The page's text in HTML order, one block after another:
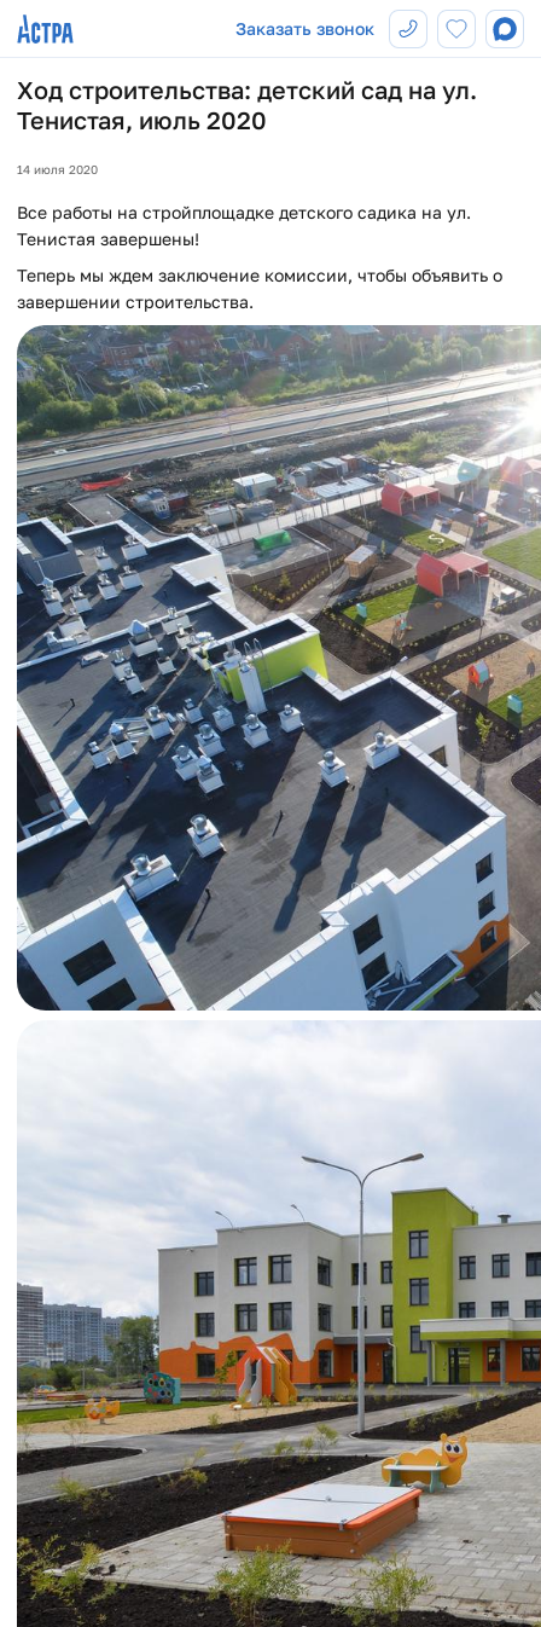
Заказать звонок
Ход строительства: детский сад на ул.
Тенистая, июль 2020
14 июля 2020
Все работы на стройплощадке детского садика на ул.
Тенистая завершены!
Теперь мы ждем заключение комиссии, чтобы объявить о
завершении строительства.